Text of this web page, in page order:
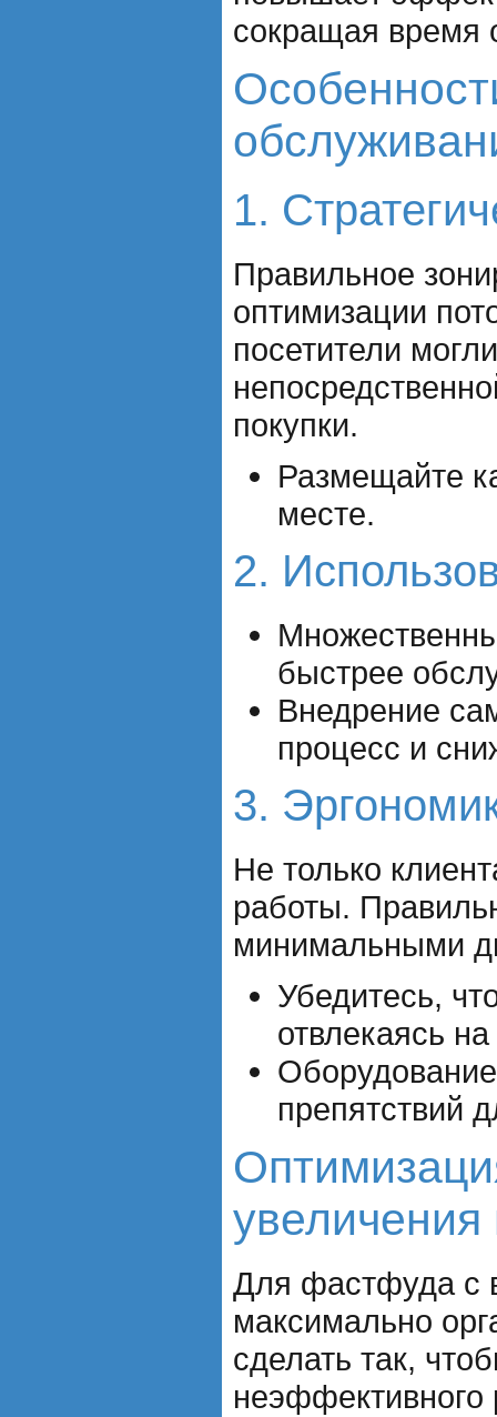
сокращая время
1.
Правильное
оптимизации
посетители
покупки.
Размещайте
месте.
2.
быстрее
Внедрение
процесс и
3.
Не только
работы.
минимальными
Убедитесь,
отвлекаясь
препятствий
увеличения
Для фастфуда с
максимально
сделать так,
неэффективного